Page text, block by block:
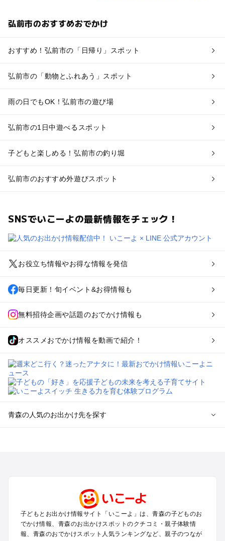
弘前市のおすすめおでかけ
おすすめ！弘前市の「日帰り」スポット
弘前市の「動物とふれあう」スポット
雨の日でもOK！弘前市の遊び場
弘前市の1日中遊べるスポット
子どもと楽しめる！弘前市の釣り堀
弘前市のおすすめ外遊びスポット
SNSでいこーよの最新情報をチェック！
お役立ち情報やお得な情報を発信
毎日更新！旬イベント&お得情報も
無料招待企画や話題のおでかけ情報も
オススメおでかけ情報を動画で紹介！
青森の人気のお出かけ先を探す
三沢・下北半島・恐山・大間崎のプールお出かけ
青森の定番お出かけスポット
青森の遊園地
子どもとお出かけ情報サイト「いこーよ」は、青森の子どものお
でかけ情報、青森のお出かけスポットのクチコミ・親子体験情
報、青森のおでかけスポット人気ランキングなど、親子のつなが